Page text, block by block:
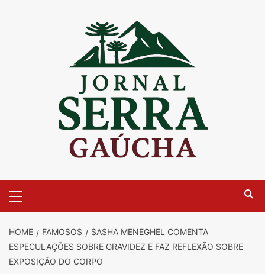
Menu
HOME FAMOSOS
SASHA MENEGHEL COMENTA
ESPECULAÇÕES SOBRE GRAVIDEZ E FAZ REFLEXÃO SOBRE
EXPOSIÇÃO DO CORPO